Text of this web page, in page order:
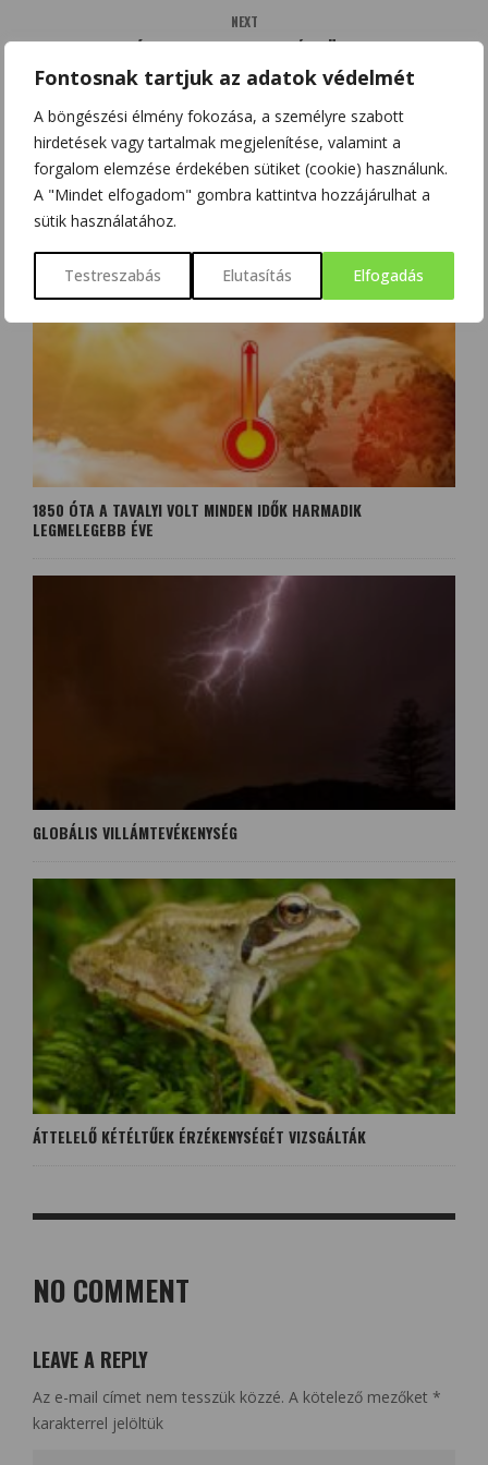
Fontosnak tartjuk az adatok védelmét
A böngészési élmény fokozása, a személyre szabott
hirdetések vagy tartalmak megjelenítése, valamint a
forgalom elemzése érdekében sütiket (cookie) használunk.
A "Mindet elfogadom" gombra kattintva hozzájárulhat a
sütik használatához.
Testreszabás Elutasítás Elfogadás
NEXT
KAPCSOLÓDÓ BEJEGYZÉSEK
1850 ÓTA A TAVALYI VOLT MINDEN IDŐK HARMADIK
LEGMELEGEBB ÉVE
GLOBÁLIS VILLÁMTEVÉKENYSÉG
ÁTTELELŐ KÉTÉLTŰEK ÉRZÉKENYSÉGÉT VIZSGÁLTÁK
NO COMMENT
LEAVE A REPLY
Az e-mail címet nem tesszük közzé. A kötelező mezőket *
karakterrel jelöltük